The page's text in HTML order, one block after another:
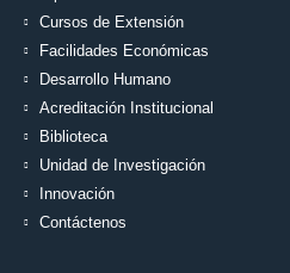
Cursos de Extensión
Facilidades Económicas
Desarrollo Humano
Acreditación Institucional
Biblioteca
Unidad de Investigación
Innovación
Contáctenos